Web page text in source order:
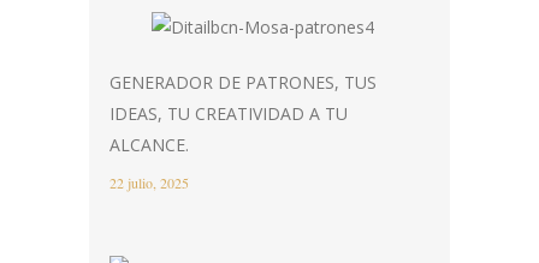
GENERADOR DE PATRONES, TUS
IDEAS, TU CREATIVIDAD A TU
ALCANCE.
22 julio, 2025